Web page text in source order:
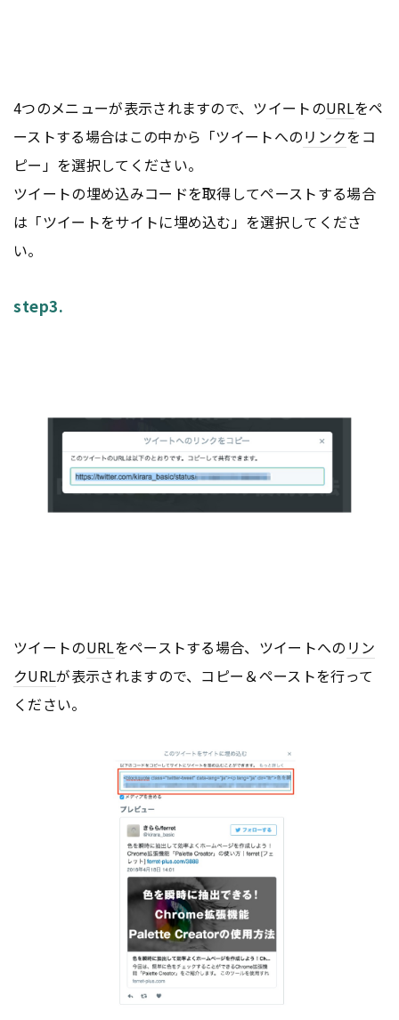
4つのメニューが表示されますので、ツイートのURLをペ
ーストする場合はこの中から「ツイートへのリンクをコ
ピー」を選択してください。
ツイートの埋め込みコードを取得してペーストする場合
は「ツイートをサイトに埋め込む」を選択してくださ
い。
step3.
ツイートのURLをペーストする場合、ツイートへの リン
クURLが表示されますので、コピー＆ペーストを行って
ください。